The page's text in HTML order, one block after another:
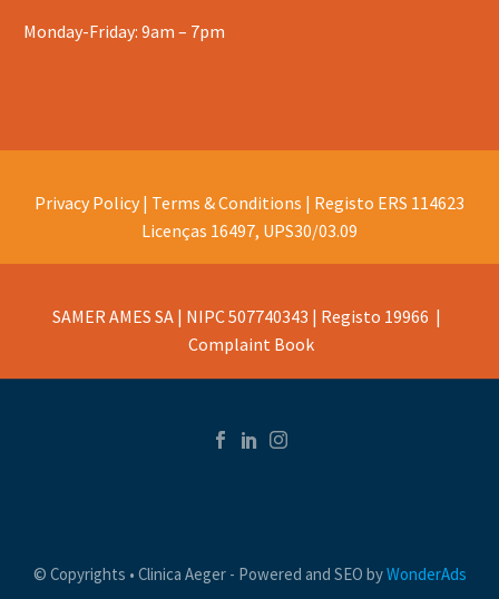
Monday-Friday: 9am – 7pm
Privacy Policy | Terms & Conditions | Registo ERS 114623
Licenças 16497, UPS30/03.09
SAMER AMES SA | NIPC 507740343 | Registo 19966 |
Complaint Book
© Copyrights • Clinica Aeger - Powered and SEO byWonderAds